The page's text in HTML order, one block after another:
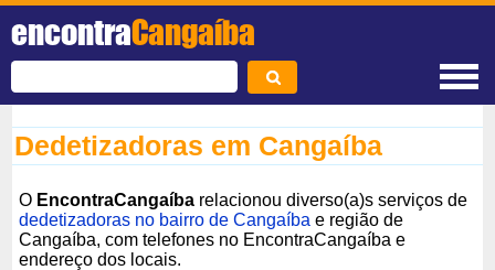
encontraCangaíba
Dedetizadoras em Cangaíba
O EncontraCangaíba relacionou diverso(a)s serviços de
dedetizadoras no bairro de Cangaíba e região de
Cangaíba, com telefones no EncontraCangaíba e
endereço dos locais.